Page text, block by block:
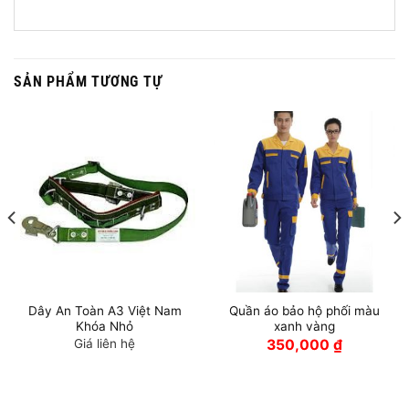
SẢN PHẨM TƯƠNG TỰ
Dây An Toàn A3 Việt Nam
Khóa Nhỏ
Giá liên hệ
Quần áo bảo hộ phối màu
xanh vàng
350,000 ₫